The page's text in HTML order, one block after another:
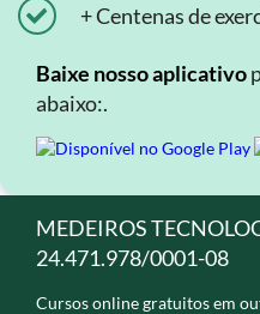
+ Centenas de
Baixe nosso aplicativo
abaixo:.
MEDEIROS
24.471.978/0001-08
Cursos online gratuitos em